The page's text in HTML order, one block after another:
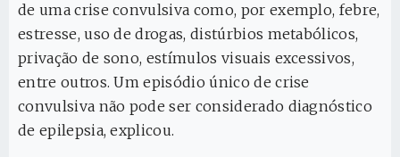
de uma crise convulsiva como, por exemplo, febre,
estresse, uso de drogas, distúrbios metabólicos,
privação de sono, estímulos visuais excessivos,
entre outros. Um episódio único de crise
convulsiva não pode ser considerado diagnóstico
de epilepsia, explicou.